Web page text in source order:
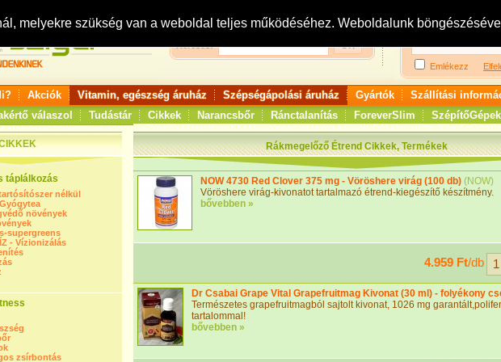
melyekre szükség van a weboldal teljes működéséhez. Weboldalunk
Keresés:
Bejelentkezés:
Emlékezz
Akciók Vitamin, egészség áruház Szépségápolási áruház Gyártók Szállítási
válaszol Tudástár Cikkek Narancsbőr Ránctalanítás ForeverSlim SzépítőGépek
táplálkozás
nélkül
növények
supergreens
- Vízionizálás
zsírbontás
Rákmegelőző Étrend Cikkek, Termékek
NOW 4730 Red Clover 375 mg - Vöröshere virág (100 db) (NOW)
Vöröshere virág-kivonatot tartalmazó étrend-kiegészítő készítmény.
bővebben »
4.959 Ft/db
Dr Csabai Grape Vital Grapefruitmag Kivonat (30 ml) - folyékony
Természetes grapefruitmagból sajtolt kivonat, 1026 mg
tartalommal!
bővebben »